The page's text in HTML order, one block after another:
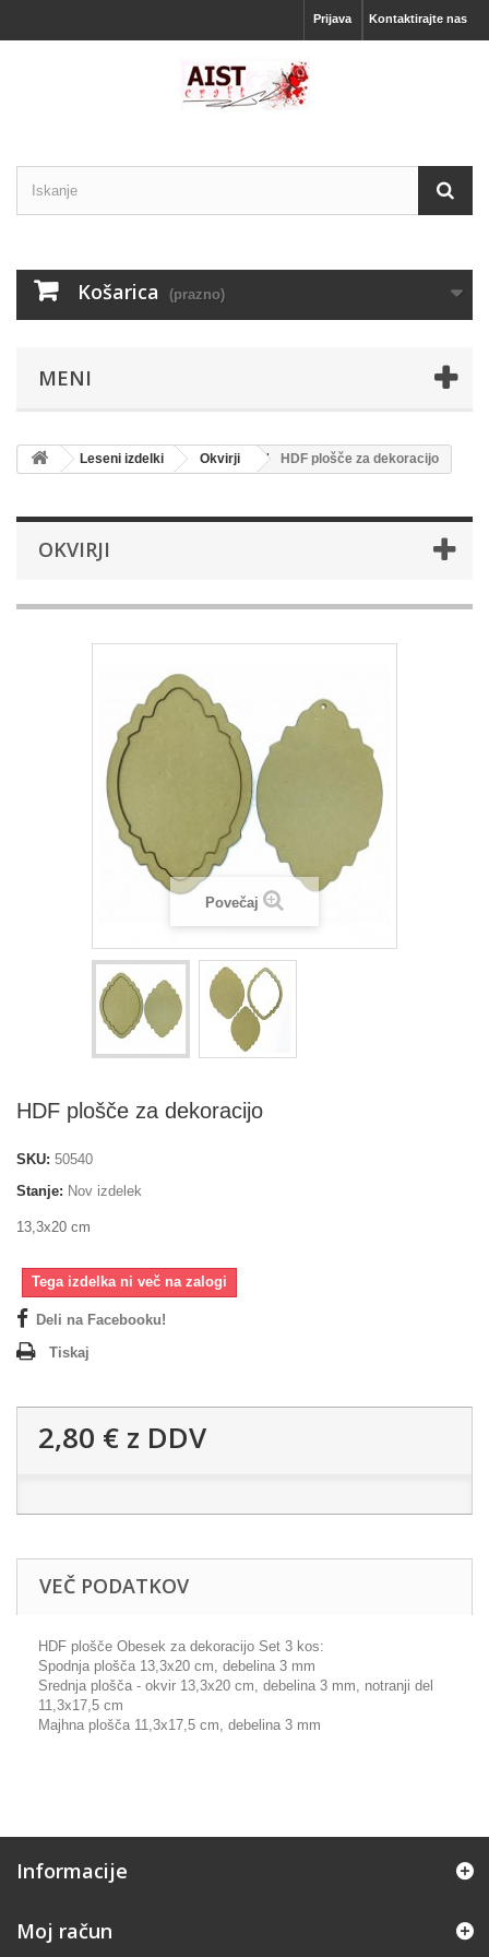
Kontaktirajte nas
Prijava
Košarica (prazno)
MENI
Leseni izdelki Okvirji HDF plošče za dekoracijo
OKVIRJI
Povečaj
HDF plošče za dekoracijo
SKU: 50540
Stanje: Nov izdelek
13,3x20 cm
Tega izdelka ni več na zalogi
Deli na Facebooku!
Tiskaj
2,80 € z DDV
VEČ PODATKOV
HDF plošče Obesek za dekoracijo Set 3 kos:
Spodnja plošča 13,3x20 cm, debelina 3 mm
Srednja plošča - okvir 13,3x20 cm, debelina 3 mm, notranji del
11,3x17,5 cm
Majhna plošča 11,3x17,5 cm, debelina 3 mm
Informacije
Moj račun